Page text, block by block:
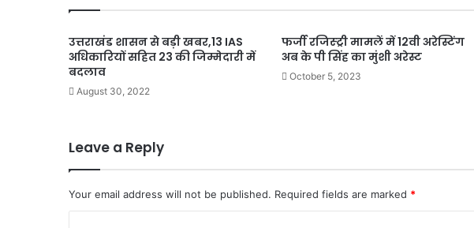
उत्तराखंड शासन से बड़ी खबर,13 IAS
अधिकारियों सहित 23 की जिम्मेदारी में
बदलाव
August 30, 2022
फर्जी रजिस्ट्री मामलें में 12वी अरेस्टिंग
अब के पी सिंह का मुंशी अरेस्ट
October 5, 2023
Leave a Reply
Your email address will not be published. Required fields are marked *